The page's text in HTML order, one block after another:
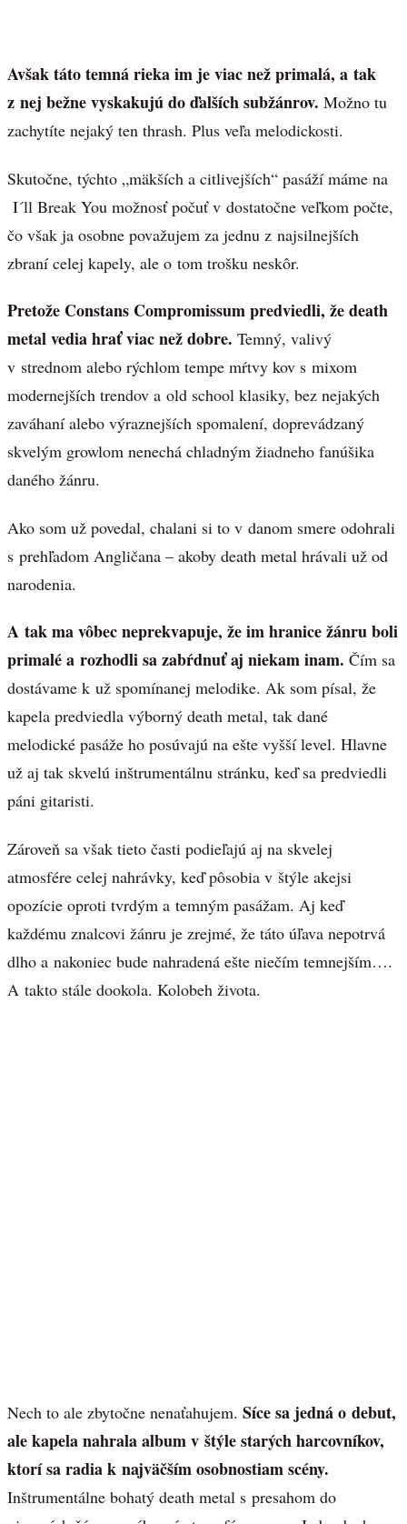
Avšak táto temná rieka im je viac než primalá, a tak
z nej bežne vyskakujú do ďalších subžánrov. Možno tu
zachytíte nejaký ten thrash. Plus veľa melodickosti.
Skutočne, týchto „mäkších a citlivejších“ pasáží máme na
I´ll Break You možnosť počuť v dostatočne veľkom počte,
čo však ja osobne považujem za jednu z najsilnejších
zbraní celej kapely, ale o tom trošku neskôr.
Pretože Constans Compromissum predviedli, že death
metal vedia hrať viac než dobre. Temný, valivý
v strednom alebo rýchlom tempe mŕtvy kov s mixom
modernejších trendov a old school klasiky, bez nejakých
zaváhaní alebo výraznejších spomalení, doprevádzaný
skvelým growlom nenechá chladným žiadneho fanúšika
daného žánru.
Ako som už povedal, chalani si to v danom smere odohrali
s prehľadom Angličana – akoby death metal hrávali už od
narodenia.
A tak ma vôbec neprekvapuje, že im hranice žánru boli
primalé a rozhodli sa zabŕdnuť aj niekam inam. Čím sa
dostávame k už spomínanej melodike. Ak som písal, že
kapela predviedla výborný death metal, tak dané
melodické pasáže ho posúvajú na ešte vyšší level. Hlavne
už aj tak skvelú inštrumentálnu stránku, keď sa predviedli
páni gitaristi.
Zároveň sa však tieto časti podieľajú aj na skvelej
atmosfére celej nahrávky, keď pôsobia v štýle akejsi
opozície oproti tvrdým a temným pasážam. Aj keď
každému znalcovi žánru je zrejmé, že táto úľava nepotrvá
dlho a nakoniec bude nahradená ešte niečím temnejším….
A takto stále dookola. Kolobeh života.
Nech to ale zbytočne nenaťahujem. Síce sa jedná o debut,
ale kapela nahrala album v štýle starých harcovníkov,
ktorí sa radia k najväčším osobnostiam scény.
Inštrumentálne bohatý death metal s presahom do